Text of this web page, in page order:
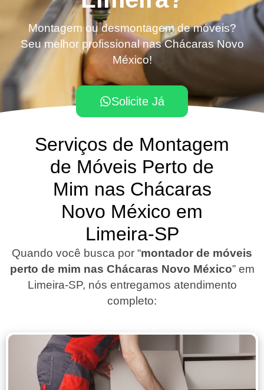
Montagem ou desmontagem de móveis?
Seu melhor profissional nas Chácaras Novo
México!
Solicite Já
Serviços de Montagem
de Móveis Perto de
Mim nas Chácaras
Novo México em
Limeira-SP
Quando você busca por “montador de móveis
perto de mim nas Chácaras Novo México” em
Limeira-SP, nós entregamos atendimento
completo: